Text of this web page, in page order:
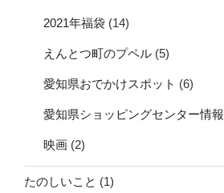
2021年福袋 (14)
えんとつ町のプペル (5)
愛知県おでかけスポット (6)
愛知県ショッピングセンター情報
映画 (2)
たのしいこと (1)